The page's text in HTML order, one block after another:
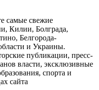
самые свежие
Килии, Болграда,
Белгорода-
и Украины.
публикации, пресс-
власти, эксклюзивные
спорта и
сайта